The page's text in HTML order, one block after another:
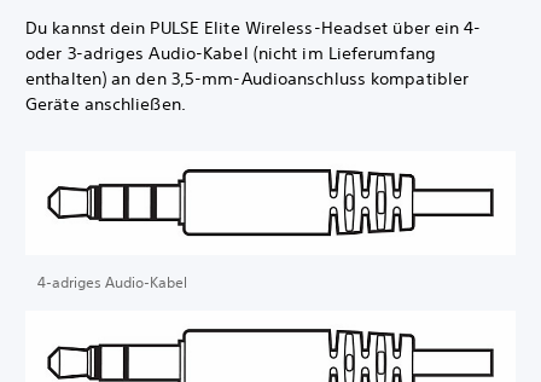
Du kannst dein PULSE Elite Wireless-Headset über ein 4-
oder 3-adriges Audio-Kabel (nicht im Lieferumfang
enthalten) an den 3,5-mm-Audioanschluss kompatibler
Geräte anschließen.
4-adriges Audio-Kabel